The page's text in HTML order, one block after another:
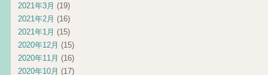
2021年3月 (19)
2021年2月 (16)
2021年1月 (15)
2020年12月 (15)
2020年11月 (16)
2020年10月 (17)